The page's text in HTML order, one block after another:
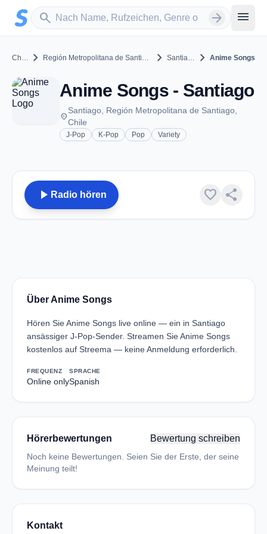
Zum Hauptinhalt springen
search
Sender suchen arrow_forward menu
Chile chevron_right Región Metropolitana de Santiago chevron_right Santiago chevron_right Anime Songs
Anime Songs - Santiago
place
Santiago, Región Metropolitana de Santiago,
Chile
J-Pop K-Pop Pop Variety
play_arrow Radio hören favorite share
Über Anime Songs
Hören Sie Anime Songs live online — ein in Santiago
ansässiger J-Pop-Sender. Streamen Sie Anime Songs
kostenlos auf Streema — keine Anmeldung erforderlich.
FREQUENZ
Online only
SPRACHE
Spanish
Hörerbewertungen Bewertung schreiben
Noch keine Bewertungen. Seien Sie der Erste, der seine
Meinung teilt!
Kontakt